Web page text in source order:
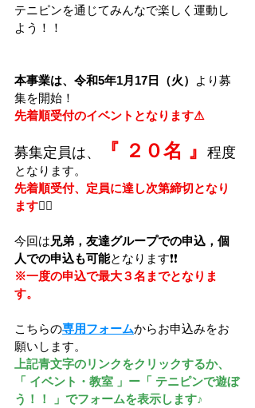
テニピンを通じてみんなで楽しく運動し
よう！！
本事業は、令和5年1月17日（火）
より募
集を開始！
先着順受付のイベントとなります⚠
募集定員は、 『 ２０名 』 程度
となります。
先着順受付、定員に達し次第締切となり
ます🙇‍♂️
今回は 兄弟，友達グループでの申込，個
人での申込も可能となります❗❗
※一度の申込で最大３名までとなりま
す。
こちらの専用フォームからお申込みをお
願いします。
上記青文字のリンクをクリックするか、
「 イベント・教室 」ー「 テニピンで遊ぼ
う！！ 」でフォームを表示します♪